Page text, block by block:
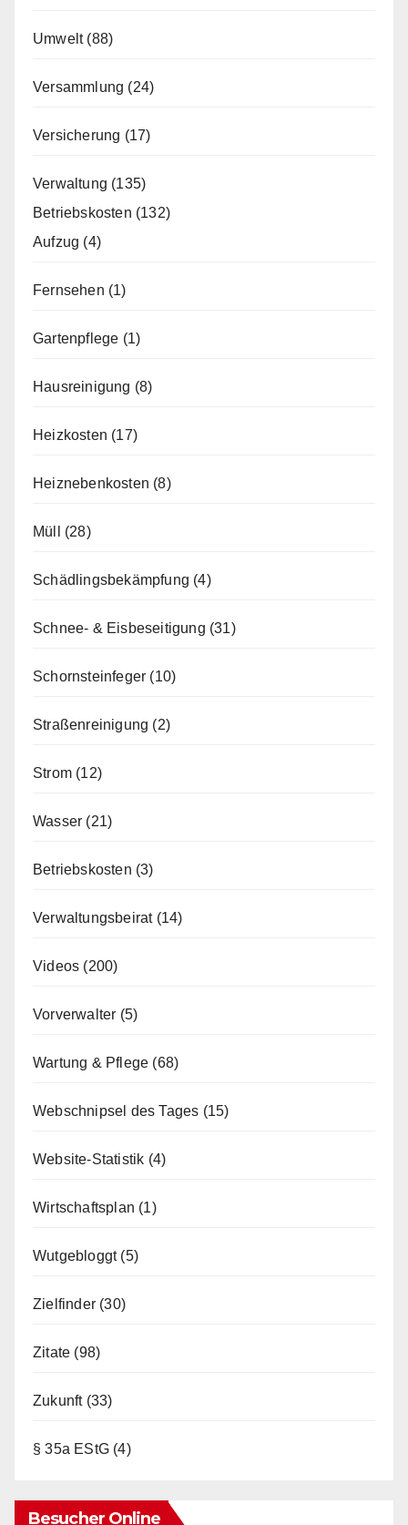
Umwelt(88)
Versammlung (24)
Versicherung (17)
Verwaltung (135)
Betriebskosten (132)
Aufzug (4)
Fernsehen (1)
Gartenpflege (1)
Hausreinigung (8)
Heizkosten (17)
Heiznebenkosten (8)
Müll (28)
Schädlingsbekämpfung (4)
Schnee- & Eisbeseitigung (31)
Schornsteinfeger (10)
Straßenreinigung (2)
Strom (12)
Wasser (21)
Betriebskosten (3)
Verwaltungsbeirat(14)
Videos (200)
Vorverwalter (5)
Wartung & Pflege (68)
Webschnipsel des Tages (15)
Website-Statistik (4)
Wirtschaftsplan (1)
Wutgebloggt(5)
Zielfinder (30)
Zitate (98)
Zukunft(33)
§ 35a EStG (4)
Besucher Online